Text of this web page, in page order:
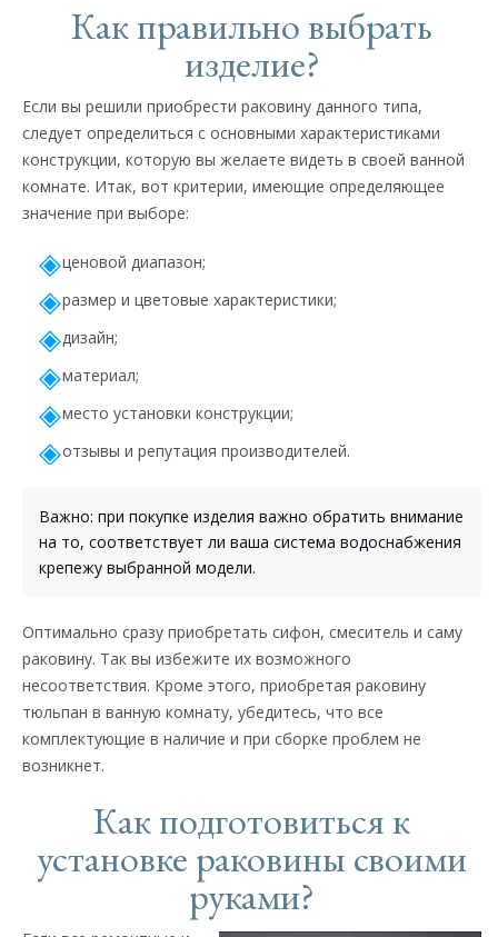
Как правильно выбрать
изделие?
Если вы решили приобрести раковину данного типа,
следует определиться с основными характеристиками
конструкции, которую вы желаете видеть в своей ванной
комнате. Итак, вот критерии, имеющие определяющее
значение при выборе:
ценовой диапазон;
размер и цветовые характеристики;
дизайн;
материал;
место установки конструкции;
отзывы и репутация производителей.
Важно: при покупке изделия важно обратить внимание
на то, соответствует ли ваша система водоснабжения
крепежу выбранной модели.
Оптимально сразу приобретать сифон, смеситель и саму
раковину. Так вы избежите их возможного
несоответствия. Кроме этого, приобретая раковину
тюльпан в ванную комнату, убедитесь, что все
комплектующие в наличие и при сборке проблем не
возникнет.
Как подготовиться к
установке раковины своими
руками?